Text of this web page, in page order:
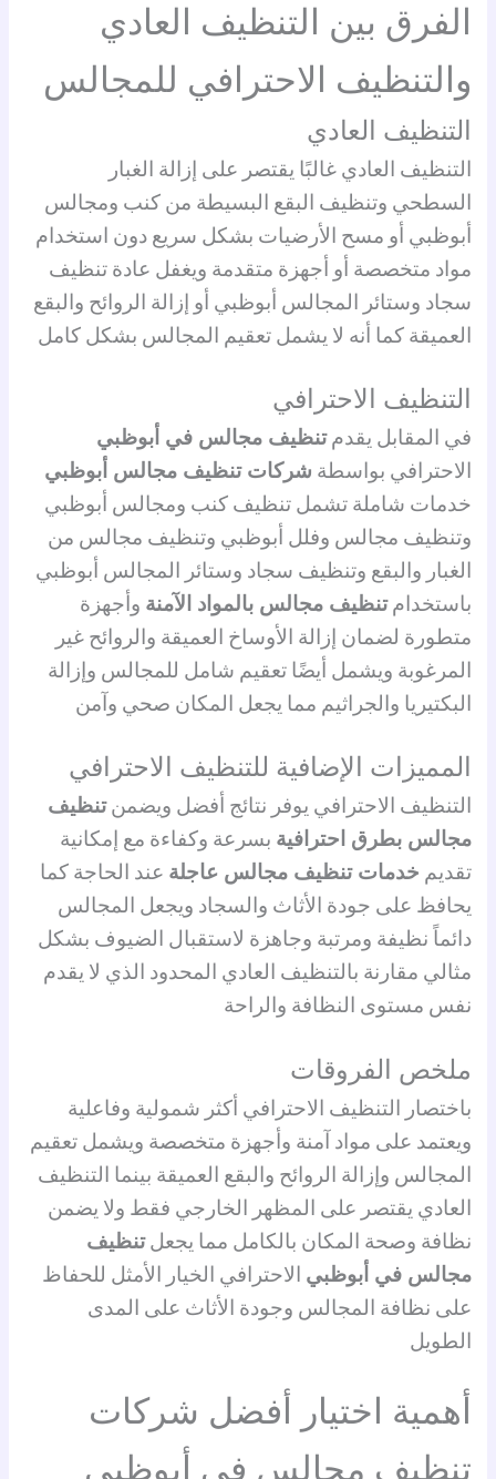
الفرق بين التنظيف العادي
والتنظيف الاحترافي للمجالس
التنظيف العادي
التنظيف العادي غالبًا يقتصر على إزالة الغبار
السطحي وتنظيف البقع البسيطة من كنب ومجالس
أبوظبي أو مسح الأرضيات بشكل سريع دون استخدام
مواد متخصصة أو أجهزة متقدمة ويغفل عادة تنظيف
سجاد وستائر المجالس أبوظبي أو إزالة الروائح والبقع
العميقة كما أنه لا يشمل تعقيم المجالس بشكل كامل
التنظيف الاحترافي
في المقابل يقدمتنظيف مجالس في أبوظبي
الاحترافي بواسطة شركات تنظيف مجالس أبوظبي
خدمات شاملة تشمل تنظيف كنب ومجالس أبوظبي
وتنظيف مجالس وفلل أبوظبي وتنظيف مجالس من
الغبار والبقع وتنظيف سجاد وستائر المجالس أبوظبي
باستخدامتنظيف مجالس بالمواد الآمنة وأجهزة
متطورة لضمان إزالة الأوساخ العميقة والروائح غير
المرغوبة ويشمل أيضًا تعقيم شامل للمجالس وإزالة
البكتيريا والجراثيم مما يجعل المكان صحي وآمن
المميزات الإضافية للتنظيف الاحترافي
التنظيف الاحترافي يوفر نتائج أفضل ويضمنتنظيف
مجالس بطرق احترافية بسرعة وكفاءة مع إمكانية
تقديم خدمات تنظيف مجالس عاجلة عند الحاجة كما
يحافظ على جودة الأثاث والسجاد ويجعل المجالس
دائماً نظيفة ومرتبة وجاهزة لاستقبال الضيوف بشكل
مثالي مقارنة بالتنظيف العادي المحدود الذي لا يقدم
نفس مستوى النظافة والراحة
ملخص الفروقات
باختصار التنظيف الاحترافي أكثر شمولية وفاعلية
ويعتمد على مواد آمنة وأجهزة متخصصة ويشمل تعقيم
المجالس وإزالة الروائح والبقع العميقة بينما التنظيف
العادي يقتصر على المظهر الخارجي فقط ولا يضمن
نظافة وصحة المكان بالكامل مما يجعلتنظيف
مجالس في أبوظبي الاحترافي الخيار الأمثل للحفاظ
على نظافة المجالس وجودة الأثاث على المدى
الطويل
أهمية اختيار أفضل شركات
تنظيف مجالس في أبوظبي